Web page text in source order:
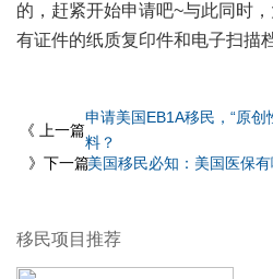
的，赶紧开始申请吧~与此同时
有证件的纸质复印件和电子扫描
《 上一篇
申请美国EB1A移民，“原
料？
》下一篇美国移民必知：美国医保
移民项目推荐